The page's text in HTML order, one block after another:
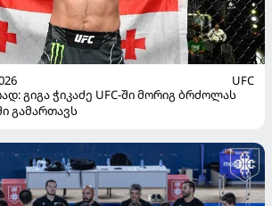
UFC
გიგა ჭიკაძე UFC-ში მორიგ ბრძოლას
გამართავს